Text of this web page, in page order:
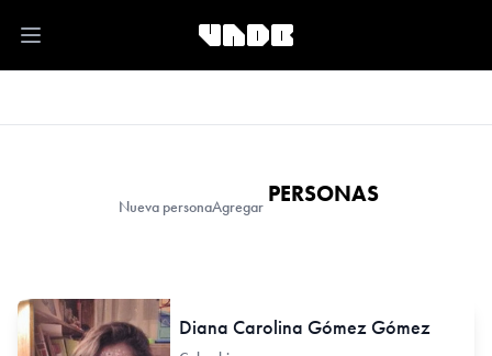
Open main menu
Nueva personaAgregar PERSONAS
Diana Carolina Gómez Gómez